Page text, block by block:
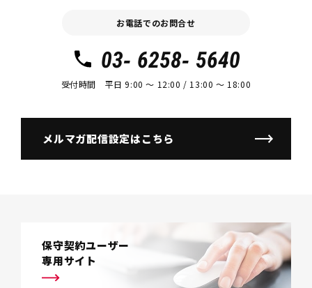
お電話でのお問合せ
03- 6258- 5640
受付時間 平日 9:00 〜 12:00 / 13:00 〜 18:00
メルマガ配信設定はこちら
保守契約ユーザー
専用サイト